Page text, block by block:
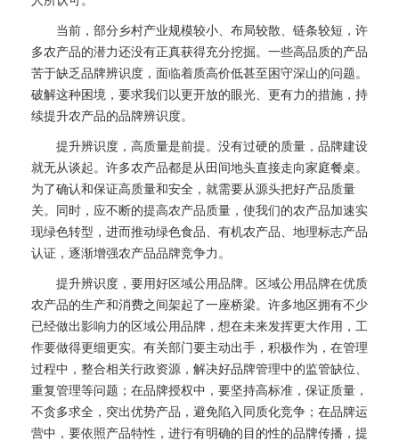
当前，部分乡村产业规模较小、布局较散、链条较短，许
多农产品的潜力还没有正真获得充分挖掘。一些高品质的产品
苦于缺乏品牌辨识度，面临着质高价低甚至困守深山的问题。
破解这种困境，要求我们以更开放的眼光、更有力的措施，持
续提升农产品的品牌辨识度。
提升辨识度，高质量是前提。没有过硬的质量，品牌建设
就无从谈起。许多农产品都是从田间地头直接走向家庭餐桌。
为了确认和保证高质量和安全，就需要从源头把好产品质量
关。同时，应不断的提高农产品质量，使我们的农产品加速实
现绿色转型，进而推动绿色食品、有机农产品、地理标志产品
认证，逐渐增强农产品品牌竞争力。
提升辨识度，要用好区域公用品牌。区域公用品牌在优质
农产品的生产和消费之间架起了一座桥梁。许多地区拥有不少
已经做出影响力的区域公用品牌，想在未来发挥更大作用，工
作要做得更细更实。有关部门要主动出手，积极作为，在管理
过程中，整合相关行政资源，解决好品牌管理中的监管缺位、
重复管理等问题；在品牌授权中，要坚持高标准，保证质量，
不贪多求全，突出优势产品，避免陷入同质化竞争；在品牌运
营中，要依照产品特性，进行有明确的目的性的品牌传播，提